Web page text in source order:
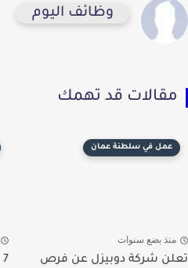
وظائف اليوم
مقالات قد تهمك
عمل في سلطنة عمان
منذ بضع سنوات
تعلن شركة دوبيزل عن فرص